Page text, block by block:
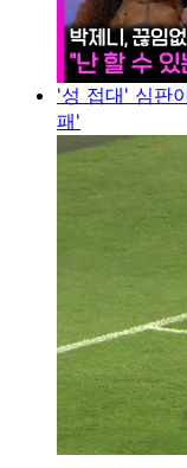
'성 접대' 심판
패'